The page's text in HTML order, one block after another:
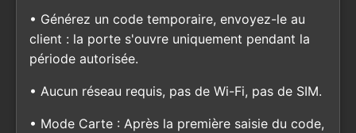
• Générez un code temporaire, envoyez-le au
client : la porte s'ouvre uniquement pendant la
période autorisée.
• Aucun réseau requis, pas de Wi-Fi, pas de SIM.
• Mode Carte : Après la première saisie du code,